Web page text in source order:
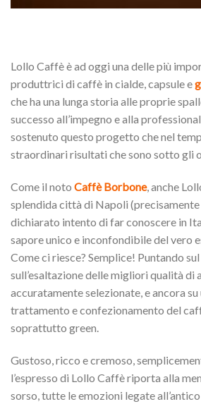
Lollo Caffè è ad oggi una delle più
produttrici di caffè in cialde, capsule e
che ha una lunga storia alle proprie
successo all’impegno e alla
sostenuto questo progetto che nel
straordinari risultati che sono sotto gli
Come il noto Caffè Borbone, anche
splendida città di Napoli (precisamente
dichiarato intento di far conoscere in
sapore unico e inconfondibile del vero
Come ci riesce? Semplice! Puntando
sull’esaltazione delle migliori qualità di
accuratamente selezionate, e ancora
trattamento e confezionamento del
soprattutto green.
Gustoso, ricco e cremoso,
l’espresso di Lollo Caffè riporta alla
sorso, tutte le emozioni legate